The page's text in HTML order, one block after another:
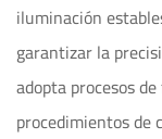
iluminación
garantizar la
adopta procesos
procedimientos de